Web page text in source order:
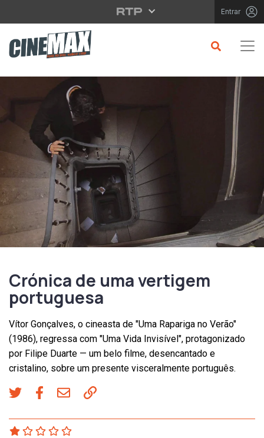
Saltar para o conteúdo principal Entrar
Crónica de uma vertigem
portuguesa
Vítor Gonçalves, o cineasta de "Uma Rapariga no Verão"
(1986), regressa com "Uma Vida Invisível", protagonizado
por Filipe Duarte — um belo filme, desencantado e
cristalino, sobre um presente visceralmente português.